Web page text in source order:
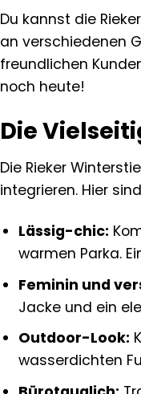
Du kannst die
an verschiedenen
freundlichen
noch heute!
Die
Die Rieker
integrieren. Hier
Lässig-chic:
warmen Parka.
Feminin und
Jacke und ein
Outdoor-Look:
wasserdichten